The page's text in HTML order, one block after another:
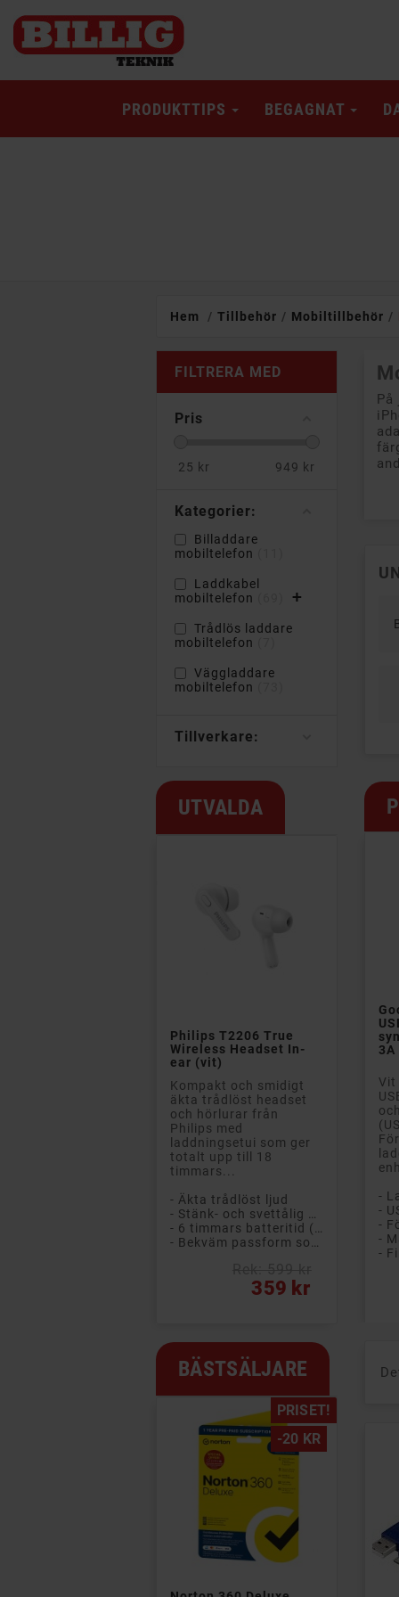
PRODUKTTIPS BEGAGNAT
Hem Tillbehör Mobiltillbehör
FILTRERA MED
Pris
25 kr 949 kr
Kategorier:
Billaddare
mobiltelefon
Laddkabel
mobiltelefon
+
Trådlös laddare
mobiltelefon
Väggladdare
mobiltelefon
Tillverkare:
UTVALDA
Philips T2206 True
Wireless Headset In-
ear (vit)
Kompakt och smidigt
äkta trådlöst headset
och hörlurar från
Philips med
laddningsetui som ger
totalt upp till 18
timmars...
- Äkta trådlöst ljud
359 kr
BÄSTSÄLJARE
PRISET!
-20 KR
3A
Vit
-